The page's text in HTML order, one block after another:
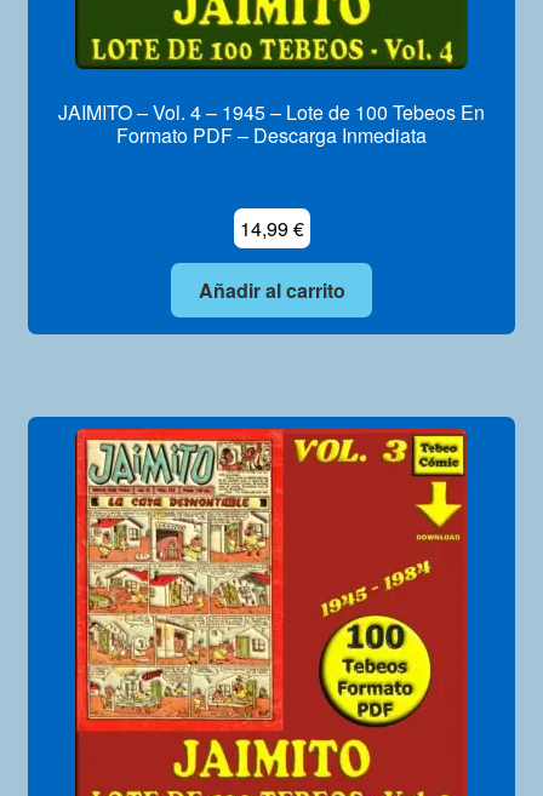
JAIMITO – Vol. 4 – 1945 – Lote de 100 Tebeos En
Formato PDF – Descarga Inmediata
14,99€
Añadir al carrito